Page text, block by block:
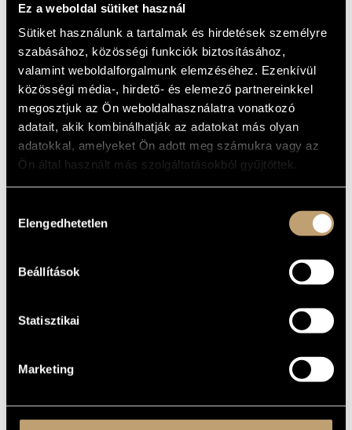
Ez a weboldal sütiket használ
Sütiket használunk a tartalmak és hirdetések személyre
szabásához, közösségi funkciók biztosításához,
valamint weboldalforgalmunk elemzéséhez. Ezenkívül
közösségi média-, hirdető- és elemező partnereinkkel
megosztjuk az Ön weboldalhasználatra vonatkozó
adatait, akik kombinálhatják az adatokat más olyan
adatokkal, amelyeket Ön adott meg számukra vagy az
Ön által használt más szolgáltatásokból gyűjtöttek.
kiválasztása
Elengedhetetlen
Beállítások
Statisztikai
Marketing